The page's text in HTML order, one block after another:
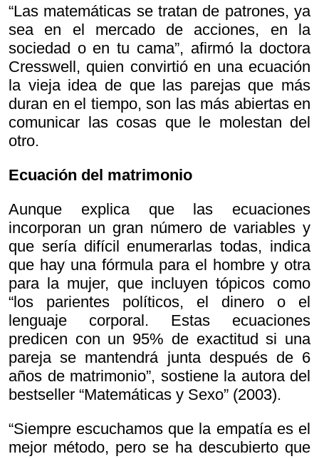
“Las matemáticas se tratan de patrones, ya
sea en el mercado de acciones, en la
sociedad o en tu cama”, afirmó la doctora
Cresswell, quien convirtió en una ecuación
la vieja idea de que las parejas que más
duran en el tiempo, son las más abiertas en
comunicar las cosas que le molestan del
otro.
Ecuación del matrimonio
Aunque explica que las ecuaciones
incorporan un gran número de variables y
que sería difícil enumerarlas todas, indica
que hay una fórmula para el hombre y otra
para la mujer, que incluyen tópicos como
“los parientes políticos, el dinero o el
lenguaje corporal. Estas ecuaciones
predicen con un 95% de exactitud si una
pareja se mantendrá junta después de 6
años de matrimonio”, sostiene la autora del
bestseller “Matemáticas y Sexo” (2003).
“Siempre escuchamos que la empatía es el
mejor método, pero se ha descubierto que